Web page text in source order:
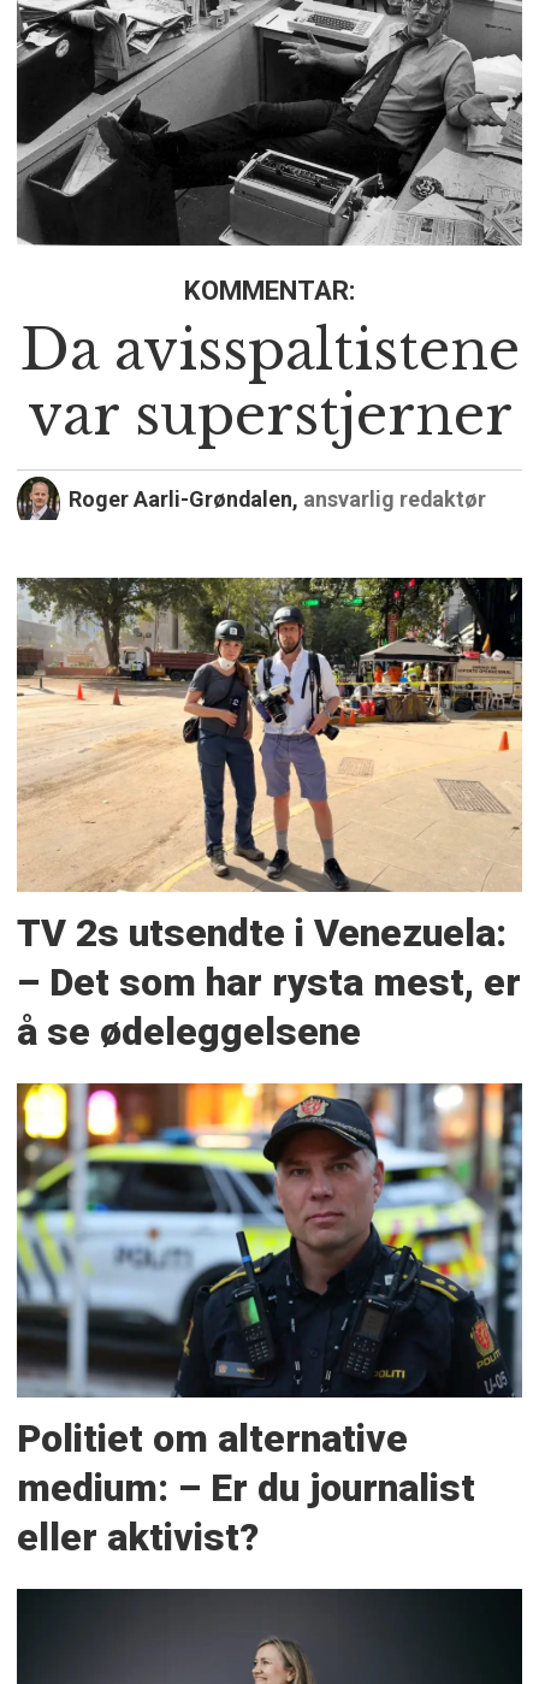
KOMMENTAR:
Da avisspaltistene
var superstjerner
Roger Aarli-Grøndalen, ansvarlig redaktør
TV 2s utsendte i Venezuela:
– Det som har rysta mest, er
å se ødeleggelsene
Politiet om alternative
medium: – Er du journalist
eller aktivist?